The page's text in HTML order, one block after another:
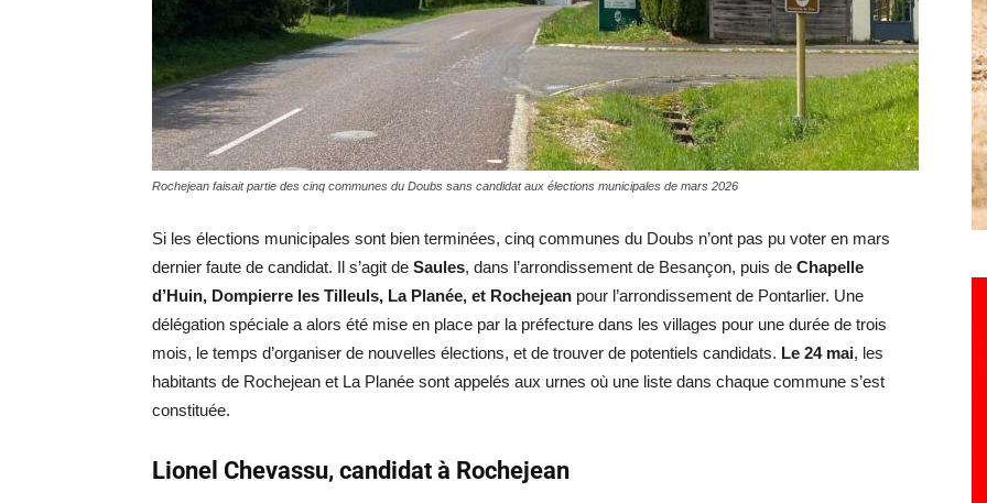
Rochejean faisait partie des cinq communes du Doubs sans candidat aux élections municipales de mars 2026
Si les élections municipales sont bien terminées, cinq communes du Doubs n’ont pas pu voter en mars
dernier faute de candidat. Il s’agit de Saules, dans l’arrondissement de Besançon, puis de Chapelle
d’Huin, Dompierre les Tilleuls, La Planée, et Rochejean pour l’arrondissement de Pontarlier. Une
délégation spéciale a alors été mise en place par la préfecture dans les villages pour une durée de trois
mois, le temps d’organiser de nouvelles élections, et de trouver de potentiels candidats. Le 24 mai, les
habitants de Rochejean et La Planée sont appelés aux urnes où une liste dans chaque commune s’est
constituée.
Lionel Chevassu, candidat à Rochejean